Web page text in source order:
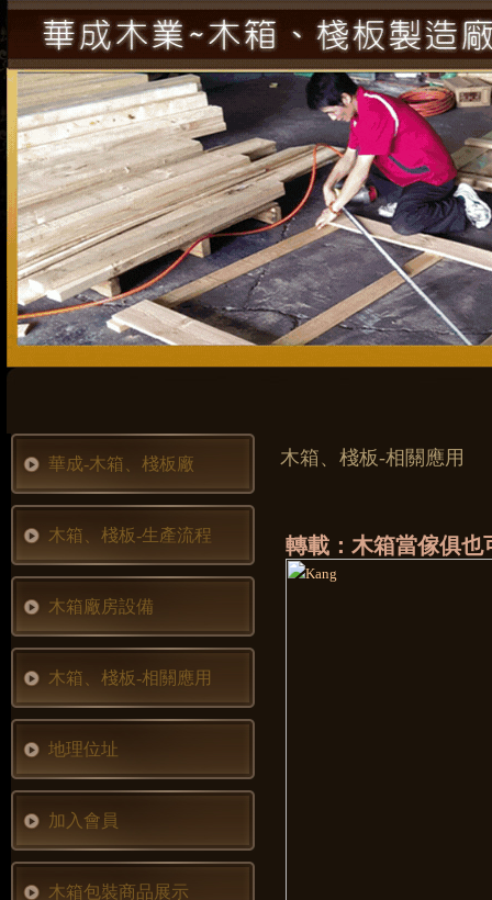
華成-木箱、棧板廠
木箱、棧板-生產流程
木箱廠房設備
木箱、棧板-相關應用
地理位址
加入會員
木箱包裝商品展示
木箱、棧板-相關應用
轉載：木箱當傢俱也